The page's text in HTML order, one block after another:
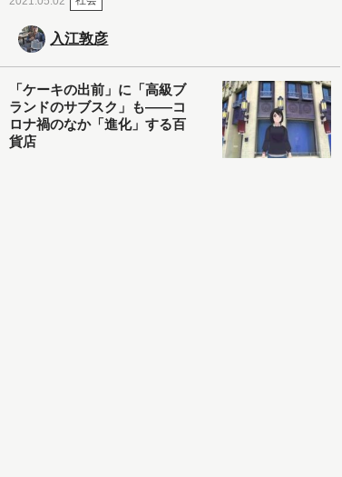
入江敦彦
「ケーキの出前」に「高級ブ
ランドのサブスク」も――コ
ロナ禍のなか「進化」する百
貨店